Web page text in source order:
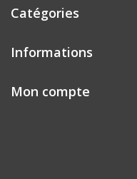
Catégories
Informations
Mon compte